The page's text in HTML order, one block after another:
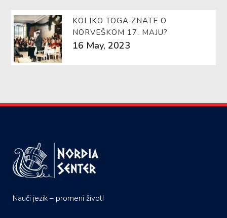
KOLIKO TOGA ZNATE O
NORVEŠKOM 17. MAJU?
16 May, 2023
Nauči jezik – promeni život!